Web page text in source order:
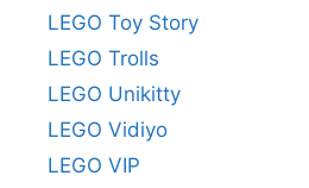
LEGO Toy Story
LEGO Trolls
LEGO Unikitty
LEGO Vidiyo
LEGO VIP